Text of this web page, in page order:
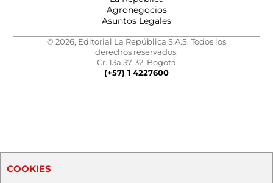
Agronegocios
Asuntos Legales
© 2026, Editorial La República S.A.S. Todos los
derechos reservados.
Cr. 13a 37-32, Bogotá
(+57) 1 4227600
COOKIES